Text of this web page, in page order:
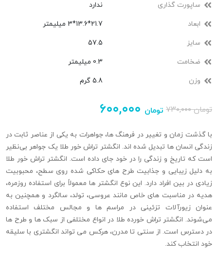
ساپورت گذاری ندارد
ابعاد 21.7*13.6*3 میلیمتر
سایز 57.5
ضخامت 0.3 میلیمتر
وزن 5.8 گرم
۷۳۰,۰۰۰تومان ۶۰۰,۰۰۰ تومان
با گذشت زمان و تغییر در فرهنگ‌ ها، جواهرات به یکی از عناصر ثابت در
زندگی انسان‌ ها تبدیل شده‌ اند. انگشتر تراش خور طلا یک جواهر بی‌نظیر
است که تاریخ و زندگی را در خود جای داده است. انگشتر تراش‌ خور طلا
به دلیل زیبایی و جذابیت طرح‌ های حکاکی شده روی سطح، محبوبیت
زیادی در بین افراد دارد. این نوع انگشتر ها معمولاً برای استفاده روزمره،
هدیه‌ در مناسبت‌ های خاص مانند عروسی، تولد، سالگرد و همچنین به
عنوان زیورآلات تزئینی در مراسم‌ ها و مجالس مختلف استفاده
می‌شوند. انگشتر تراش خورده طلا در انواع مختلفی از سبک‌ ها و طرح‌ ها
در دسترس است. از سنتی تا مدرن، هرکس می‌ تواند انگشتری با سلیقه
خود انتخاب کند.